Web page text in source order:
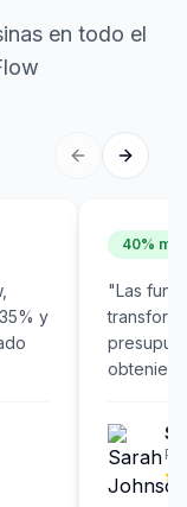
en todo el
y
40%
"Las